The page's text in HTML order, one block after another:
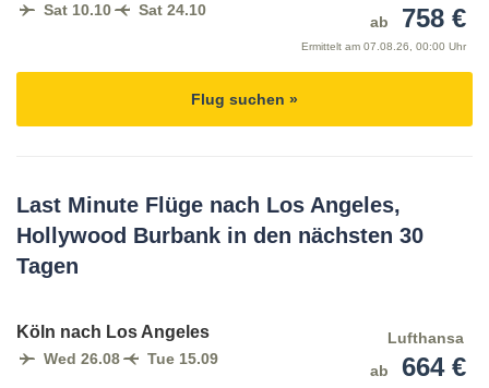
Sat 10.10 Sat 24.10
ab
758 €
Ermittelt am 07.08.26, 00:00 Uhr
Flug suchen »
Last Minute Flüge nach Los Angeles,
Hollywood Burbank in den nächsten 30
Tagen
Köln nach Los Angeles
Wed 26.08 Tue 15.09
Lufthansa
ab
664 €